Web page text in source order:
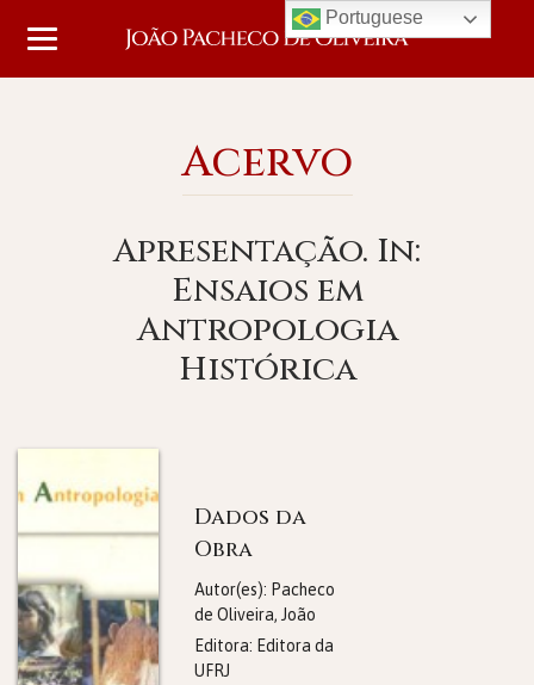
Acervo
Apresentação. In:
Ensaios em
Antropologia
Histórica
Dados da
Obra
Autor(es): Pacheco
de Oliveira, João
Editora: Editora da
UFRJ
Portuguese